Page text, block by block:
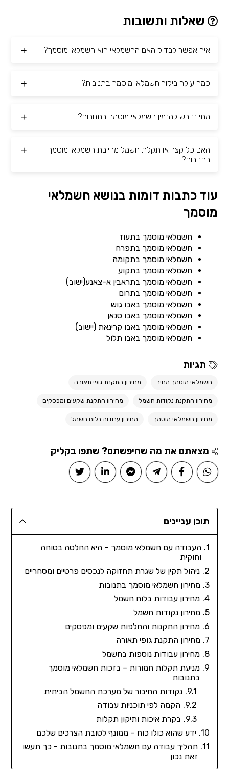
שאלות ותשובות
איך אפשר לבדוק האם החשמלאי הוא חשמלאי מוסמך?
כמה עולה ביקור חשמלאי מוסמך בתנובות?
מתי נדרש להזמין חשמלאי מוסמך בתנובות?
האם כל קצר או תקלת חשמל מחייבת חשמלאי מוסמך
בתנובות?
עוד כתבות דומות בנושא חשמלאי
מוסמך
חשמלאי מוסמך בתעוז
חשמלאי מוסמך בתפרח
חשמלאי מוסמך בתקומה
חשמלאי מוסמך בתקוע
חשמלאי מוסמך בתראבין א-צאנע(ישוב)
חשמלאי מוסמך בתרום
חשמלאי מוסמך באבו גוש
חשמלאי מוסמך באבו סנאן
חשמלאי מוסמך באבו קרינאת (יישוב)
חשמלאי מוסמך באבו תלול
תגיות
חשמלאי מוסמך מחיר מחירון התקנת גופי תאורה
מחירון התקנת נקודות חשמל מחירון התקנת שקעים ומפסקים
מחירון חשמלאי מוסמך מחירון עבודות בלוח חשמל
מצאתם את מה שחיפשתם? שתפו בקליק
תוכן עניינים
העבודה עם חשמלאי מוסמך – היא החלטה בטוחה
וחוקית
ניהול תקין של שגרת תחזוקה לנכסים פרטיים ומסחריים
מחירון חשמלאי מוסמך בתנובות
מחירון עבודות בלוח חשמל
מחירון נקודות חשמל
מחירון התקנות והחלפות שקעים ומפסקים
מחירון התקנת גופי תאורה
מחירון עבודות נוספות בחשמל
מניעת תקלות חמורות – בזכות חשמלאי מוסמך
בתנובות
נקודות החיבור של מערכת החשמל הביתית
הקמה לפי תוכניות עבודה
בקרת איכות ותיקון תקלות
ידע שהוא כולו כוח – ממונף לטובת הצרכים שלכם
תהליך עבודה עם חשמלאי מוסמך בתנובות - כך תעשו
זאת נכון